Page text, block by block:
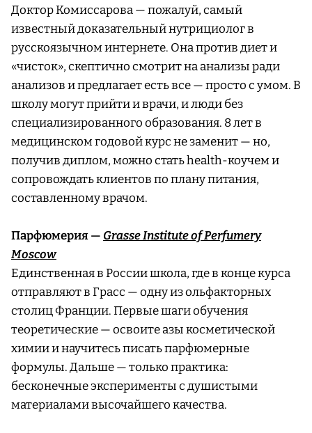
Доктор Комиссарова — пожалуй, самый
известный доказательный нутрициолог в
русскоязычном интернете. Она против диет и
«чисток», скептично смотрит на анализы ради
анализов и предлагает есть все — просто с умом. В
школу могут прийти и врачи, и люди без
специализированного образования. 8 лет в
медицинском годовой курс не заменит — но,
получив диплом, можно стать health-коучем и
сопровождать клиентов по плану питания,
составленному врачом.
Парфюмерия — Grasse Institute of Perfumery
Moscow
Единственная в России школа, где в конце курса
отправляют в Грасс — одну из ольфакторных
столиц Франции. Первые шаги обучения
теоретические — освоите азы косметической
химии и научитесь писать парфюмерные
формулы. Дальше — только практика:
бесконечные эксперименты с душистыми
материалами высочайшего качества.